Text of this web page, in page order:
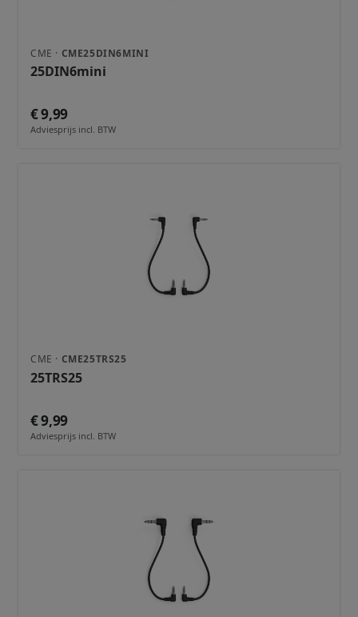
CME · CME25DIN6MINI
25DIN6mini
€ 9,99
Adviesprijs incl. BTW
CME · CME25TRS25
25TRS25
€ 9,99
Adviesprijs incl. BTW